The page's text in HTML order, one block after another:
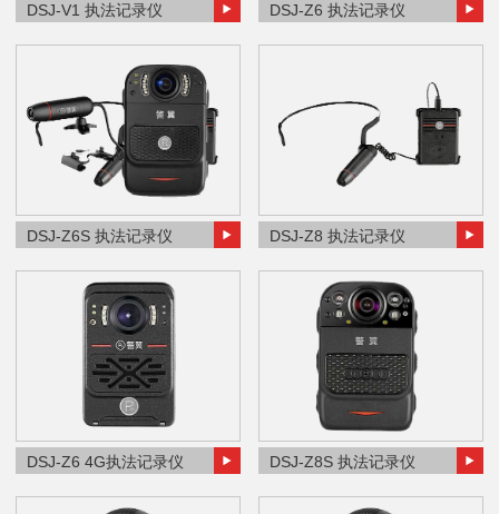
DSJ-V1 执法记录仪 DSJ-Z6 执法记录仪
DSJ-Z6S 执法记录仪 DSJ-Z8 执法记录仪
DSJ-Z6 4G执法记录仪 DSJ-Z8S 执法记录仪